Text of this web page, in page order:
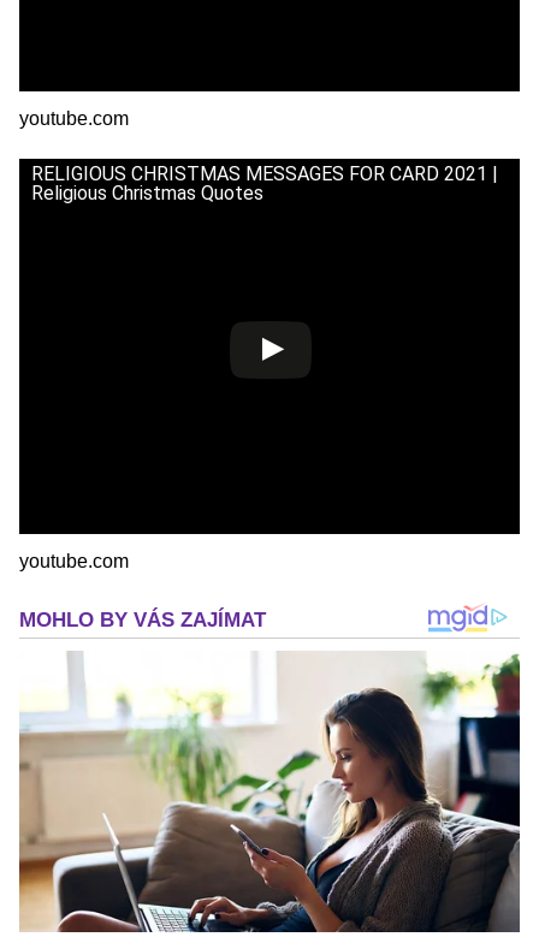
youtube.com
RELIGIOUS CHRISTMAS MESSAGES FOR CARD 2021 |
Religious Christmas Quotes
youtube.com